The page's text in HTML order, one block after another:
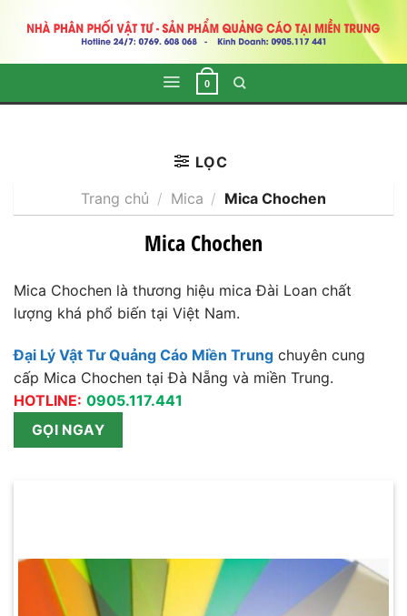
0
Mica Chochen
Trang chủ / Mica / Mica Chochen
LỌC
Mica Chochen là thương hiệu mica Đài Loan chất
lượng khá phổ biến tại Việt Nam.
Đại Lý Vật Tư Quảng Cáo Miền Trung chuyên cung
cấp Mica Chochen tại Đà Nẵng và miền Trung.
HOTLINE: 0905.117.441
GỌI NGAY